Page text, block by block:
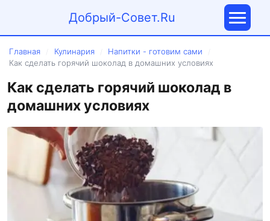
Добрый-Совет.Ru
Главная Кулинария Напитки - готовим сами
Как сделать горячий шоколад в домашних условиях
Как сделать горячий шоколад в
домашних условиях